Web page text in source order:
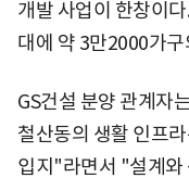
개발 사업이 한창이
대에 약 3만2000가
GS건설 분양 관계자
철산동의 생활 인프
입지"라면서 "설계와